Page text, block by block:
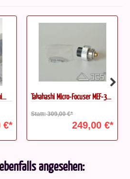
€*
Takahashi Micro-Focuser MEF-3...
Statt: 309,00 €*
249,00 €*
angesehen: